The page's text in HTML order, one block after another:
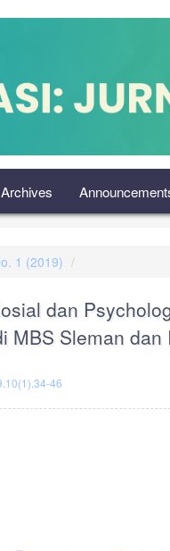
Archives
1 (2019)
dan
MBS Sleman
46